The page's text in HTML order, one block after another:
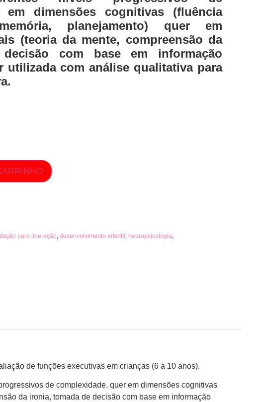
em dimensões cognitivas (fluência
planejamento) quer em
(teoria da mente, compreensão da
com base em informação
utilizada com análise qualitativa para
para liberação ,desenvolvimento infantil neuropsicologia
de funções executivas em crianças (6 a 10 anos).
de complexidade, quer em dimensões cognitivas
da ironia, tomada de decisão com base em informação